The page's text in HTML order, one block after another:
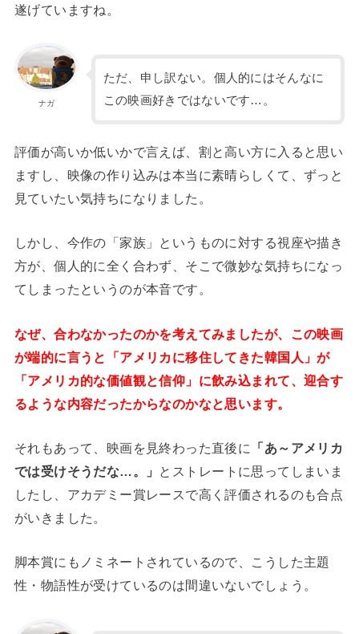
遂げていますね。
ナガ
ただ、申し訳ない。個人的にはそんなに
この映画好きではないです…。
評価が高いか低いかで言えば、割と高い方に入ると思い
ますし、映像の作り込みは本当に素晴らしくて、ずっと
見ていたい気持ちになりました。
しかし、今作の「家族」というものに対する視座や描き
方が、個人的に全く合わず、そこで微妙な気持ちになっ
てしまったというのが本音です。
なぜ、合わなかったのかを考えてみましたが、この映画
が端的に言うと「アメリカに移住してきた韓国人」が
「アメリカ的な価値観と信仰」に飲み込まれて、迎合す
るような内容だったからなのかなと思います。
それもあって、映画を見終わった直後に
「あ～アメリカ
では受けそうだな…。」 とストレートに思ってしまいま
したし、アカデミー賞レースで高く評価されるのも合点
がいきました。
脚本賞にもノミネートされているので、こうした主題
性・物語性が受けているのは間違いないでしょう。